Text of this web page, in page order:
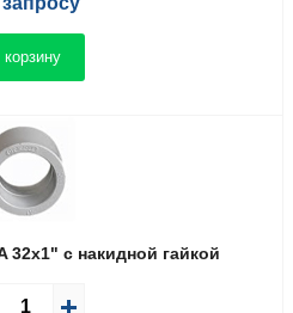
корзину
32x1" с накидной гайкой